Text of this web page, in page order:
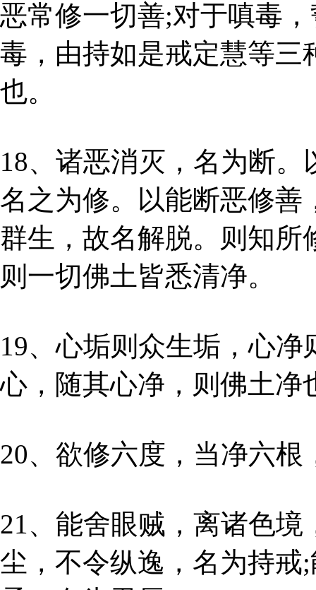
恶常修一切善;对于嗔毒
毒，由持如是戒定慧等三
也。
18、诸恶消灭，名为断
名之为修。以能断恶修善
群生，故名解脱。则知所
则一切佛土皆悉清净。
19、心垢则众生垢，心
心，随其心净，则佛土净
20、欲修六度，当净六根
21、能舍眼贼，离诸色
尘，不令纵逸，名为持戒